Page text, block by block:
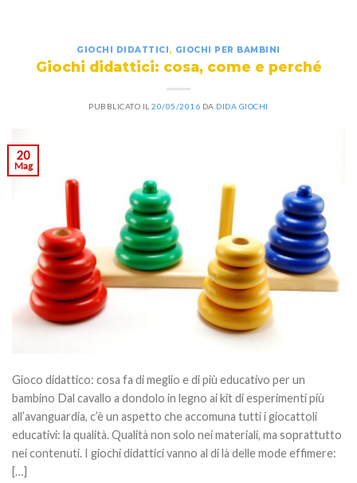
GIOCHI DIDATTICI , GIOCHI PER BAMBINI
Giochi didattici: cosa, come e perché
PUBBLICATO IL20/05/2016 DA DIDA GIOCHI
20
Mag
Gioco didattico: cosa fa di meglio e di più educativo per un
bambino Dal cavallo a dondolo in legno ai kit di esperimenti più
all’avanguardia, c’è un aspetto che accomuna tutti i giocattoli
educativi: la qualità. Qualità non solo nei materiali, ma soprattutto
nei contenuti. I giochi didattici vanno al di là delle mode effimere:
[…]